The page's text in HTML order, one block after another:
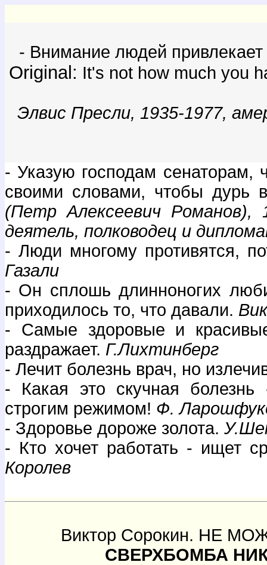
- Внимание людей привлекает
Original: It's not how much you
Элвис Пресли, 1935-1977,
- Указую господам сенаторам,
своими словами, чтобы дурь
(Петр Алексеевич Романов),
деятель, полководец и
- Люди многому противятся,
Газали
- Он сплошь длинноногих
приходилось то, что давали.
- Самые здоровые и
раздражает. Г.Лихтинберг
- Лечит болезнь врач, но
- Какая это скучная болезнь
строгим режимом! Ф.
- Здоровье дороже золота.
- Кто хочет работать - ищет
Королев
Виктор Сорокин. НЕ
СВЕРХБОМБА